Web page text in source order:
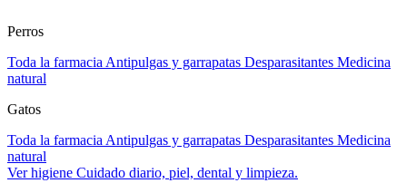
Perros
Toda la farmacia Antipulgas y garrapatas Desparasitantes Medicina
natural
Gatos
Toda la farmacia Antipulgas y garrapatas Desparasitantes Medicina
natural
Ver higiene Cuidado diario, piel, dental y limpieza.